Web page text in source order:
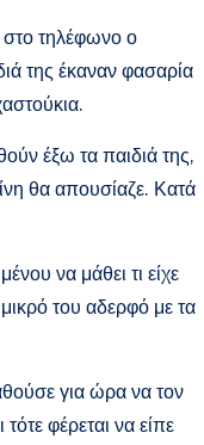
στο τηλέφωνο ο
της έκαναν φασαρία
έξω τα παιδιά της,
θα απουσίαζε. Κατά
να μάθει τι είχε
του αδερφό με τα
για ώρα να τον
φέρεται να είπε